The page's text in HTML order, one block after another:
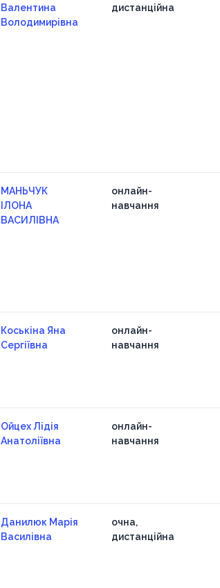
Валентина
Володимирівна
дистанційна
МАНЬЧУК
ІЛОНА
ВАСИЛІВНА
онлайн-
навчання
Коськіна Яна
Сергіївна
онлайн-
навчання
Ойцех Лідія
Анатоліївна
онлайн-
навчання
Данилюк Марія
Василівна
очна,
дистанційна